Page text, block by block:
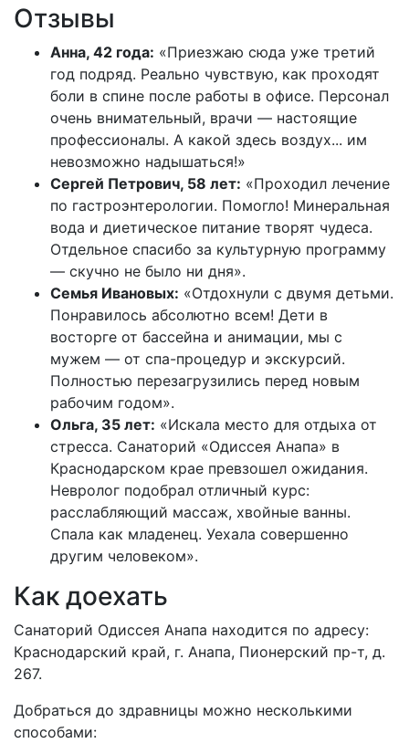
Отзывы
Анна, 42 года: «Приезжаю сюда уже третий
год подряд. Реально чувствую, как проходят
боли в спине после работы в офисе. Персонал
очень внимательный, врачи — настоящие
профессионалы. А какой здесь воздух... им
невозможно надышаться!»
Сергей Петрович, 58 лет: «Проходил лечение
по гастроэнтерологии. Помогло! Минеральная
вода и диетическое питание творят чудеса.
Отдельное спасибо за культурную программу
— скучно не было ни дня».
Семья Ивановых: «Отдохнули с двумя детьми.
Понравилось абсолютно всем! Дети в
восторге от бассейна и анимации, мы с
мужем — от спа-процедур и экскурсий.
Полностью перезагрузились перед новым
рабочим годом».
Ольга, 35 лет: «Искала место для отдыха от
стресса. Санаторий «Одиссея Анапа» в
Краснодарском крае превзошел ожидания.
Невролог подобрал отличный курс:
расслабляющий массаж, хвойные ванны.
Спала как младенец. Уехала совершенно
другим человеком».
Как доехать
Санаторий Одиссея Анапа находится по адресу:
Краснодарский край, г. Анапа, Пионерский пр-т, д.
267.
Добраться до здравницы можно несколькими
способами: